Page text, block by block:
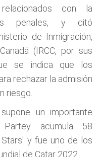
con la
penales, y citó
de Inmigración,
(IRCC, por sus
se indica que los
rechazar la admisión
riesgo.
un importante
Partey acumula 58
y fue uno de los
de Catar 2022.